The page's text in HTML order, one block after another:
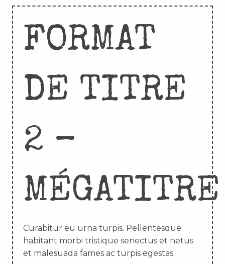
FORMAT
DE TITRE
2 –
MÉGATITRE
Curabitur eu urna turpis. Pellentesque
habitant morbi tristique senectus et netus
et malesuada fames ac turpis egestas.